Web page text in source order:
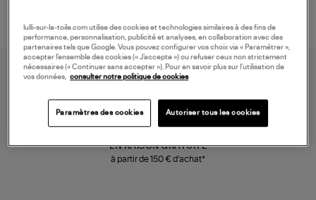
LIVRAISON GRATUITE
à partir de 150 € d'achat*
lulli-sur-la-toile.com utilise des cookies et technologies similaires à des fins de
performance, personnalisation, publicité et analyses, en collaboration avec des
partenaires tels que Google. Vous pouvez configurer vos choix via « Paramétrer »,
accepter l’ensemble des cookies (« J’accepte ») ou refuser ceux non strictement
nécessaires (« Continuer sans accepter »). Pour en savoir plus sur l’utilisation de
vos données,
consulter notre politique de cookies
Paramètres des cookies Autoriser tous les cookies